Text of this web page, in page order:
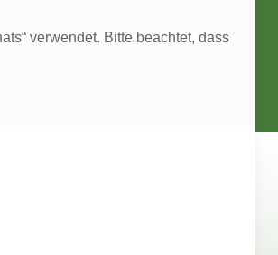
verwendet. Bitte beachtet, dass